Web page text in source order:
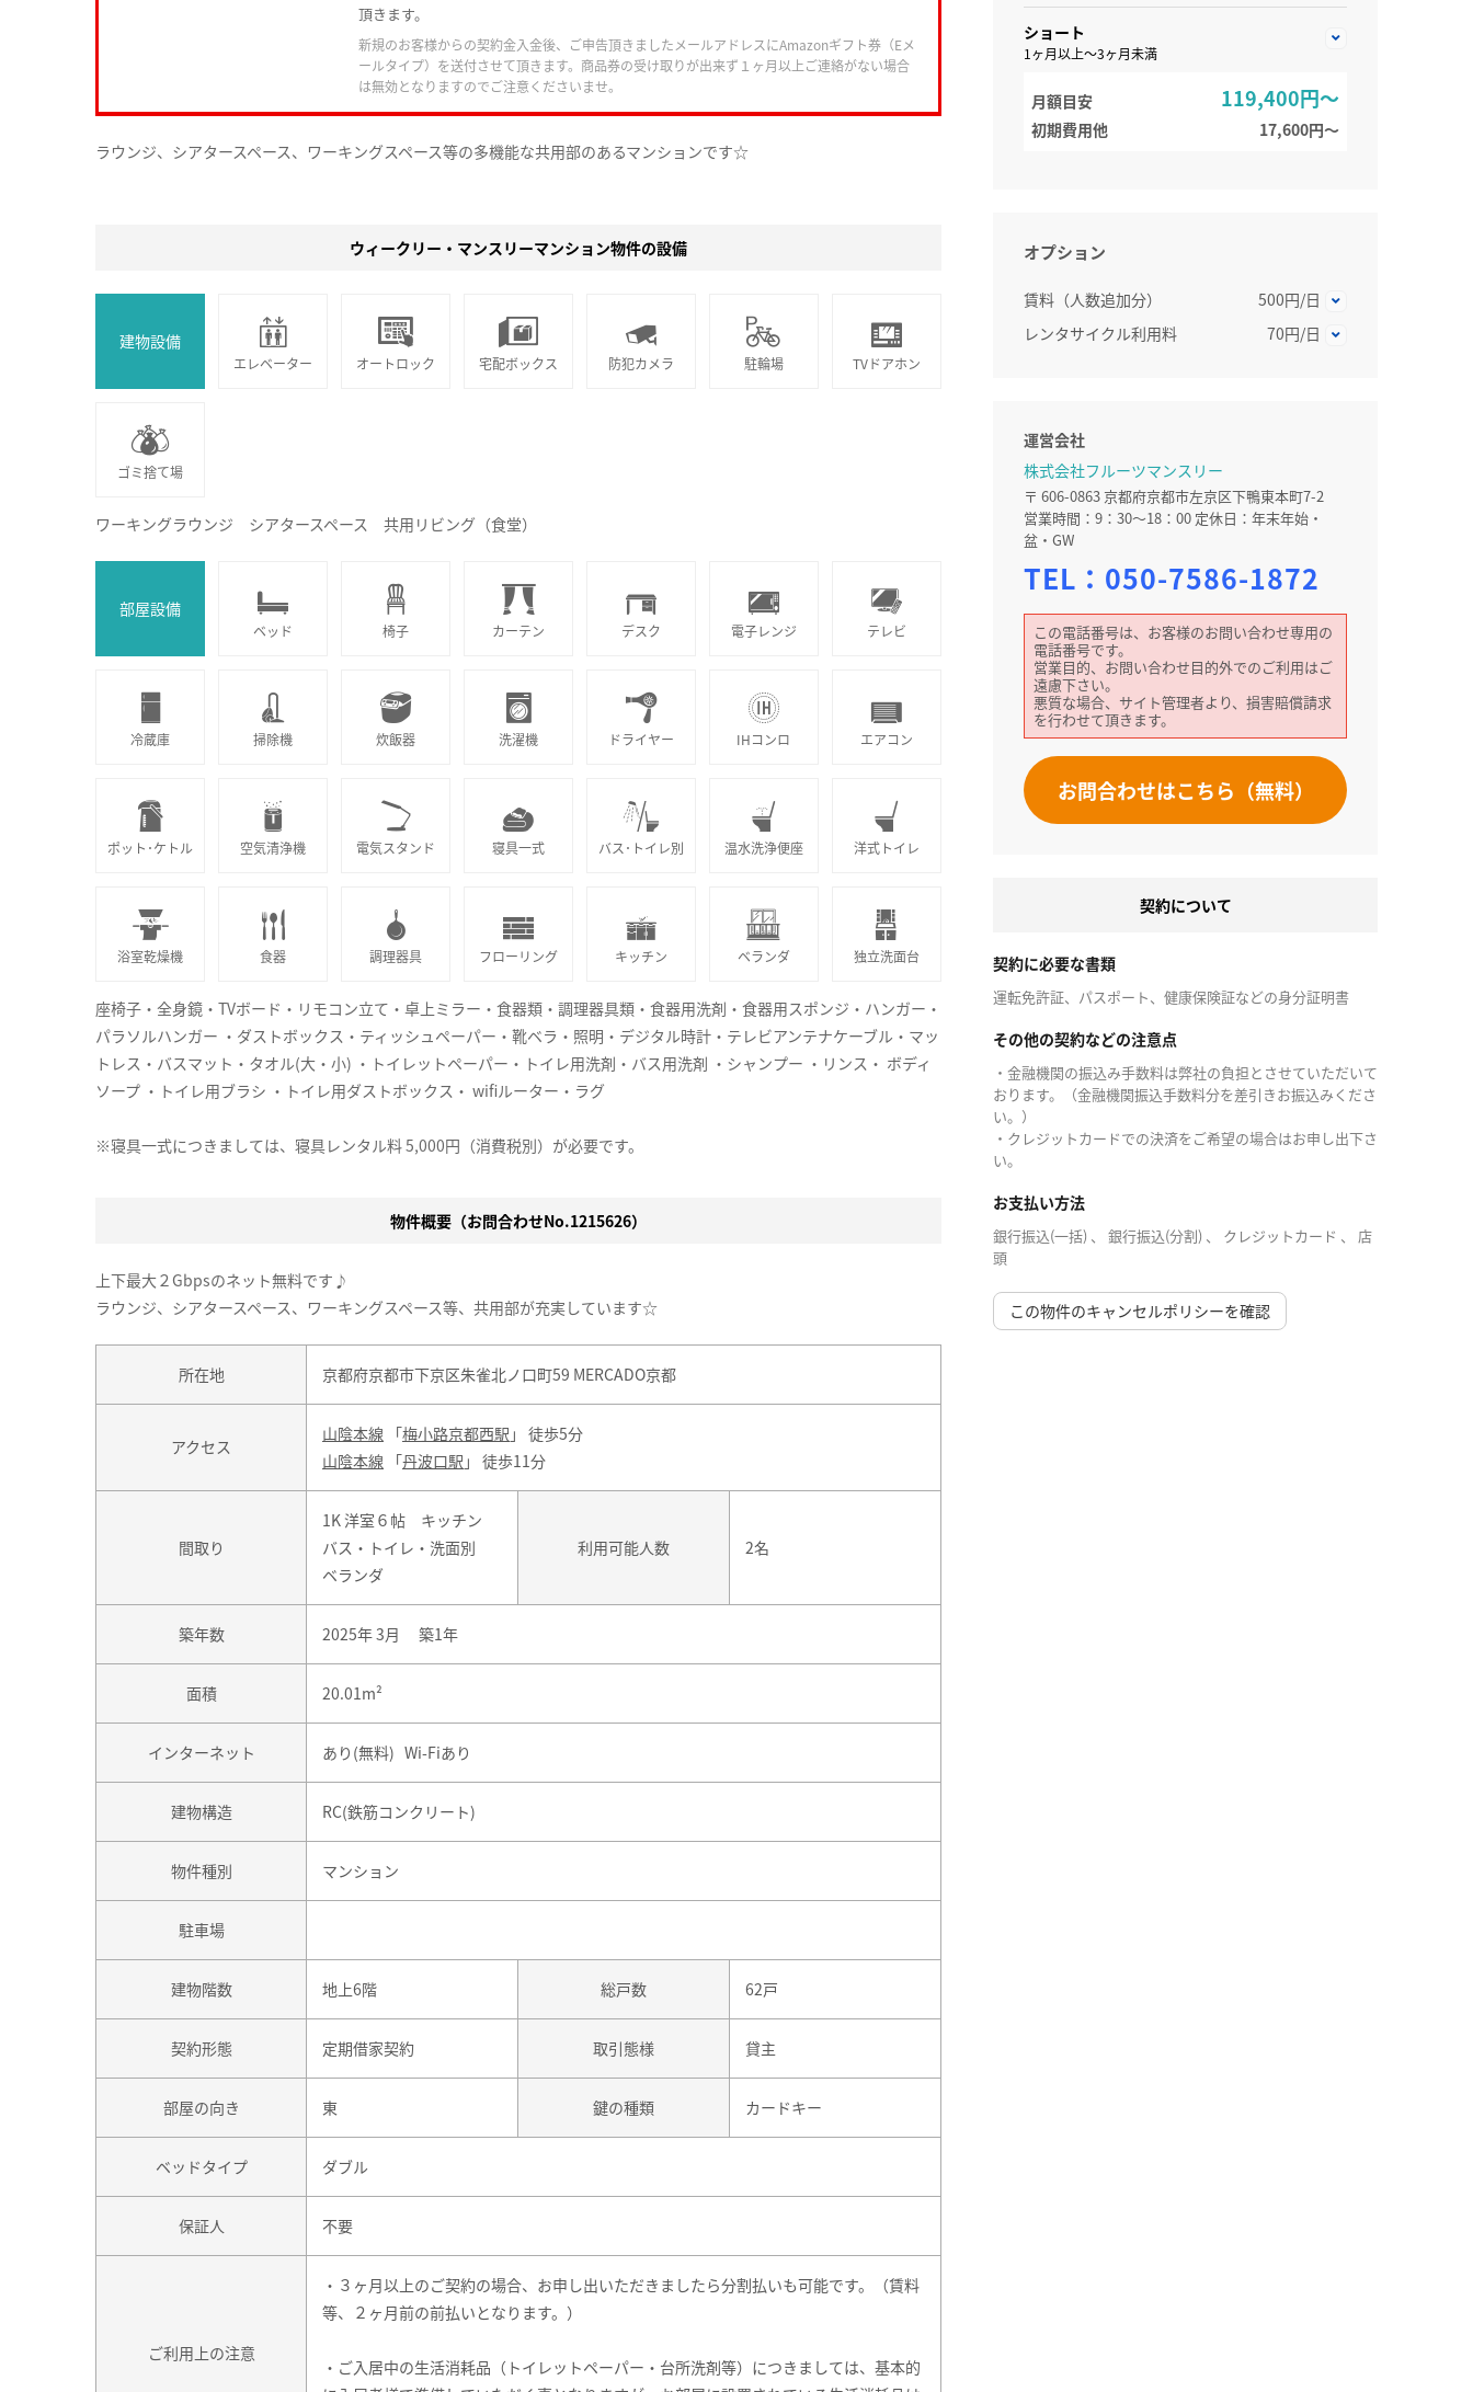
頂きます。
新規のお客様からの契約金入金後、ご申告頂きましたメールアドレスにAmazonギフト券（Eメ
ールタイプ）を送付させて頂きます。商品券の受け取りが出来ず１ヶ月以上ご連絡がない場合
は無効となりますのでご注意くださいませ。
ラウンジ、シアタースペース、ワーキングスペース等の多機能な共用部のあるマンションです☆
ショート
1ヶ月以上～3ヶ月未満
月額目安 119,400円～
初期費用他 17,600円〜
オプション
賃料（人数追加分）
500円/日
レンタサイクル利用料
70円/日
運営会社
株式会社フルーツマンスリー
〒 606-0863 京都府京都市左京区下鴨東本町7-2
営業時間：9：30～18：00 定休日：年末年始・
盆・GW
TEL： 050-7586-1872
この電話番号は、お客様のお問い合わせ専用の
電話番号です。
営業目的、お問い合わせ目的外でのご利用はご
遠慮下さい。
悪質な場合、サイト管理者より、損害賠償請求
を行わせて頂きます。
お問合わせはこちら（無料）
契約について
契約に必要な書類
運転免許証、パスポート、健康保険証などの身分証明書
その他の契約などの注意点
・金融機関の振込み手数料は弊社の負担とさせていただいて
おります。（金融機関振込手数料分を差引きお振込みくださ
い。）
・クレジットカードでの決済をご希望の場合はお申し出下さ
い。
お支払い方法
銀行振込(一括) 、 銀行振込(分割) 、 クレジットカード 、 店
頭
この物件のキャンセルポリシーを確認
ウィークリー・マンスリーマンション物件の設備
建物設備
エレベーター オートロック 宅配ボックス 防犯カメラ 駐輪場 TVドアホン
ゴミ捨て場
ワーキングラウンジ シアタースペース 共用リビング（食堂）
部屋設備
ベッド 椅子 カーテン デスク 電子レンジ テレビ
冷蔵庫 掃除機 炊飯器 洗濯機 ドライヤー IHコンロ エアコン
ポット･ケトル 空気清浄機 電気スタンド 寝具一式 バス･トイレ別 温水洗浄便座 洋式トイレ
浴室乾燥機 食器 調理器具 フローリング キッチン ベランダ 独立洗面台
座椅子・全身鏡・TVボード・リモコン立て・卓上ミラー・食器類・調理器具類・食器用洗剤・食器用スポンジ・ハンガー・
パラソルハンガー ・ダストボックス・ティッシュペーパー・靴ベラ・照明・デジタル時計・テレビアンテナケーブル・マッ
トレス・バスマット・タオル(大・小) ・トイレットペーパー・トイレ用洗剤・バス用洗剤 ・シャンプー ・リンス・ ボディ
ソープ ・トイレ用ブラシ ・トイレ用ダストボックス・ wifiルーター・ラグ
※寝具一式につきましては、寝具レンタル料 5,000円（消費税別）が必要です。
物件概要（お問合わせNo.1215626）
上下最大２Gbpsのネット無料です♪
ラウンジ、シアタースペース、ワーキングスペース等、共用部が充実しています☆
所在地 京都府京都市下京区朱雀北ノ口町59 MERCADO京都
アクセス
山陰本線 「梅小路京都西駅 」 徒歩5分
山陰本線 「丹波口駅 」 徒歩11分
間取り
1K 洋室６帖 キッチン
バス・トイレ・洗面別
ベランダ
利用可能人数 2名
築年数 2025年 3月 築1年
面積 20.01m²
インターネット あり(無料) Wi-Fiあり
建物構造 RC(鉄筋コンクリート)
物件種別 マンション
駐車場
建物階数 地上6階 総戸数 62戸
契約形態 定期借家契約 取引態様 貸主
部屋の向き 東 鍵の種類 カードキー
ベッドタイプ ダブル
保証人 不要
ご利用上の注意
・３ヶ月以上のご契約の場合、お申し出いただきましたら分割払いも可能です。（賃料
等、２ヶ月前の前払いとなります。）
・ご入居中の生活消耗品（トイレットペーパー・台所洗剤等）につきましては、基本的